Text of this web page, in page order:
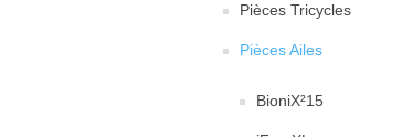
Pièces Tricycles
Pièces Ailes
BioniX²15